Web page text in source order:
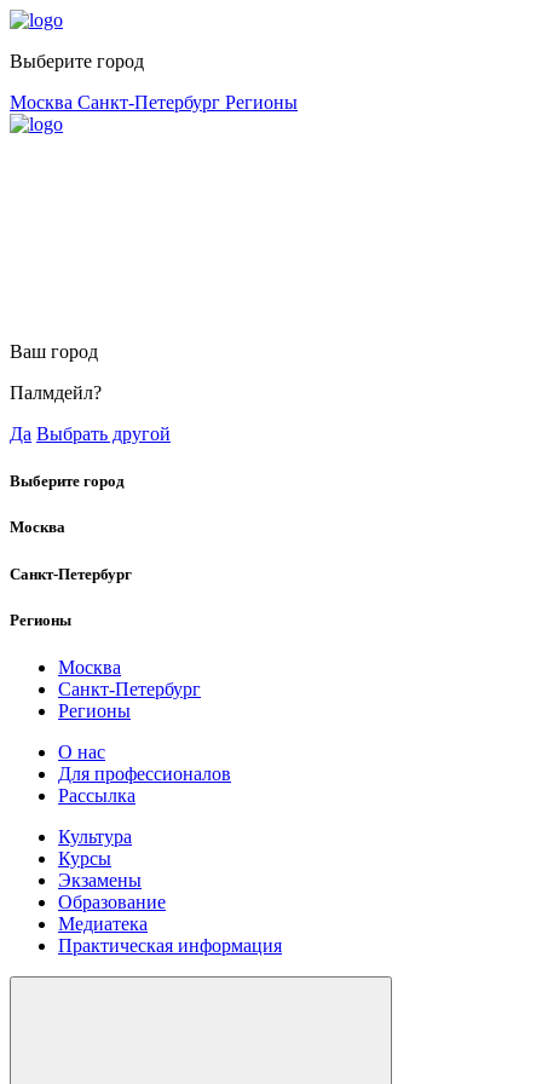
Выберите город
Москва Санкт-Петербург Регионы
Ваш город
Палмдейл?
Да Выбрать другой
Выберите город
Москва
Санкт-Петербург
Регионы
Москва
Санкт-Петербург
Регионы
О нас
Для профессионалов
Рассылка
Культура
Курсы
Экзамены
Образование
Медиатека
Практическая информация